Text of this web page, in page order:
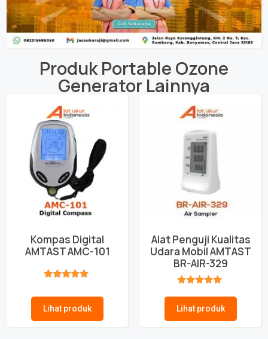
ProdukPortable Ozone
Generator Lainnya
Kompas Digital
AMTAST AMC-101
Lihat produk
Alat Penguji Kualitas
Udara Mobil AMTAST
BR-AIR-329
Lihat produk